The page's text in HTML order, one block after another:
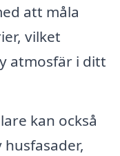
att måla
vilket
atmosfär i ditt
kan också